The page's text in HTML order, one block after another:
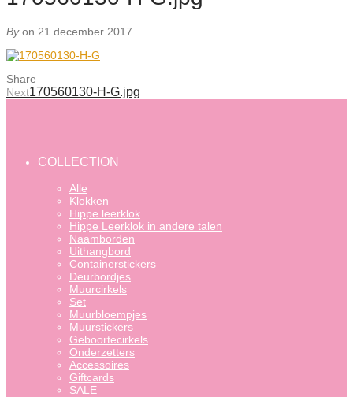
Byon 21 december 2017
Share
Next170560130-H-G.jpg
COLLECTION
Alle
Klokken
Hippe leerklok
Hippe Leerklok in andere talen
Naamborden
Uithangbord
Containerstickers
Deurbordjes
Muurcirkels
Set
Muurbloempjes
Muurstickers
Geboortecirkels
Onderzetters
Accessoires
Giftcards
SALE